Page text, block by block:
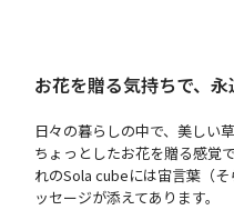
お花を贈る気持ちで、
日々の暮らしの中で、美しい
ちょっとしたお花を贈る感覚
れのSola cubeには宙言葉（
ッセージが添えてあります。